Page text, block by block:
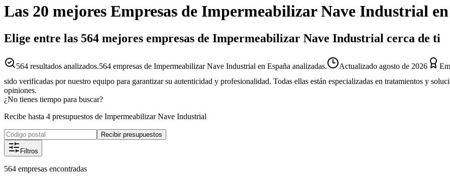
Las 20 mejores Empresas de Impermeabilizar Nave Industrial
Elige entre las 564 mejores empresas de Impermeabilizar Nave Industrial cerca de ti
564 resultados analizados.564 empresas de Impermeabilizar Nave Industrial en España analizadas. Actualizado agosto de 2026
sido verificadas por nuestro equipo para garantizar su autenticidad y profesionalidad. Todas ellas están especializadas en tratamientos y
opiniones.
¿No tienes tiempo para buscar?
Recibe hasta 4 presupuestos de Impermeabilizar Nave Industrial
Recibir presupuestos
Filtros
564 empresas encontradas